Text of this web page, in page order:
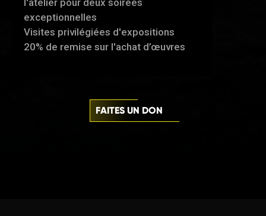
l'atelier pour deux soirées
exceptionnelles
Visites privilégiées d'expositions
20% de remise sur l'achat d’œuvres
FAITES UN DON